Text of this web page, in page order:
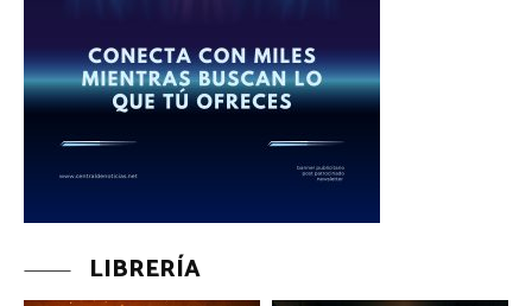
LIBRERÍA